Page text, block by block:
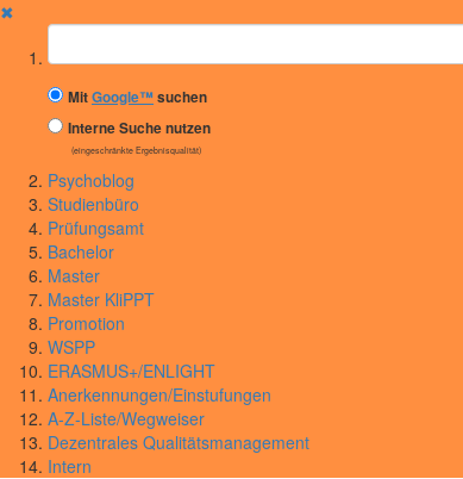
✖
Suchbegriff
MitGoogle™suchen
Interne Suche nutzen
(eingeschränkte Ergebnisqualität)
Psychoblog
Studienbüro
Prüfungsamt
Bachelor
Master
Master KliPPT
Promotion
WSPP
ERASMUS+/ENLIGHT
Anerkennungen/Einstufungen
A-Z-Liste/Wegweiser
Dezentrales Qualitätsmanagement
Intern